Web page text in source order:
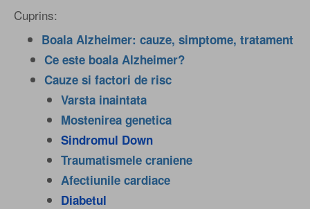
Cuprins:
Boala Alzheimer: cauze, simptome, tratament
Ce este boala Alzheimer?
Cauze si factori de risc
Varsta inaintata
Mostenirea genetica
Sindromul Down
Traumatismele craniene
Afectiunile cardiace
Diabetul